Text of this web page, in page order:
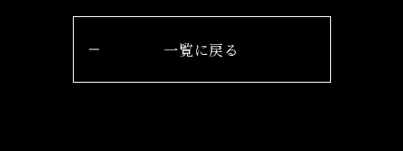
一覧に戻る